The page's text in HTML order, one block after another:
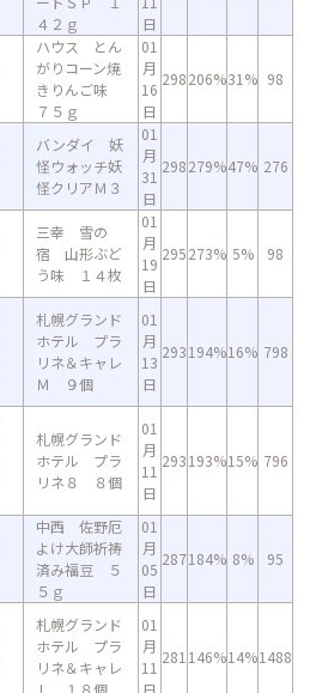
４２ｇ
日
ハウス とん
がりコーン焼
きりんご味
７５ｇ
01
月
16
日
298206%31% 98
バンダイ 妖
怪ウォッチ妖
怪クリアＭ３
01
月
31
日
298279%47% 276
三幸 雪の
宿 山形ぶど
う味 １４枚
01
月
19
日
295273% 5% 98
札幌グランド
ホテル プラ
リネ＆キャレ
Ｍ ９個
01
月
13
日
293194%16% 798
札幌グランド
ホテル プラ
リネ８ ８個
01
月
11
日
293193%15% 796
中西 佐野厄
よけ大師祈祷
済み福豆 ５
５ｇ
01
月
05
日
287184% 8% 95
札幌グランド
ホテル プラ
リネ＆キャレ
Ｌ １８個
01
月
11
日
281 146%14%1488